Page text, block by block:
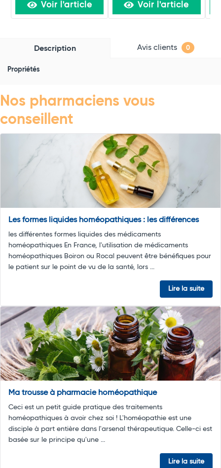
Voir l'article Voir l'article
Description Avis clients 0
Propriétés
Nos pharmaciens vous
conseillent
Les formes liquides homéopathiques : les différences
les différentes formes liquides des médicaments
homéopathiques En France, l'utilisation de médicaments
homéopathiques Boiron ou Rocal peuvent être bénéfiques pour
le patient sur le point de vu de la santé, lors ...
Lire la suite
Ma trousse à pharmacie homéopathique
Ceci est un petit guide pratique des traitements
homéopathiques à avoir chez soi ! L'homéopathie est une
disciple à part entière dans l'arsenal thérapeutique. Celle-ci est
basée sur le principe qu'une ...
Lire la suite